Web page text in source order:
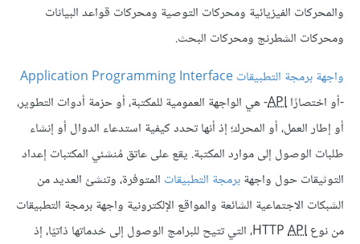
والمحركات الفيزيائية ومحركات التوصية ومحركات قواعد البيانات
ومحركات الشطرنج ومحركات البحث.
واجهة برمجة التطبيقات Application Programming Interface
-أو اختصارًاAPI- هي الواجهة العمومية للمكتبة، أو حزمة أدوات التطوير،
أو إطار العمل، أو المحرك؛ إذ أنها تحدد كيفية استدعاء الدوال أو إنشاء
طلبات الوصول إلى موارد المكتبة. يقع على عاتق مُنشئي المكتبات إعداد
التوثيقات حول واجهةبرمجة التطبيقات المتوفرة، وتنشئ العديد من
الشبكات الاجتماعية الشائعة والمواقع الإلكترونية واجهة برمجة التطبيقات
من نوع HTTPAPI
، التي تتيح للبرامج الوصول إلى خدماتها ذاتيًا، إذ